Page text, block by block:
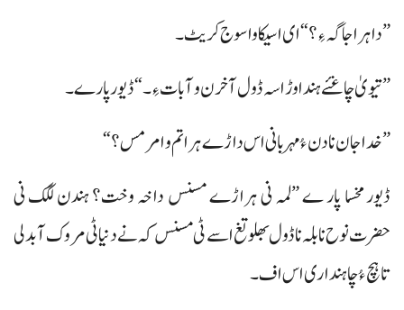
”دا ہراجاگہ ءِ؟“ ای اسیکا وا سوج کریٹ۔
”تیویٰ چاغئے ہنداوڑ اسہ ڈول آ خرن و آبات ءِ۔“ ڈیور پارے۔
”خداجان نا دن ءُ مہربانی اس داڑے ہراتم و امر مس؟“
ڈیور مخسا پار ے ”لمہ نی ہراڑے مسنس داخہ وخت؟ ہندن لگک نی
حضرت نوح نا بلہ نا ڈول بھلو تغ اسے ٹی مسنس کہ نے دنیاٹی مروک آ بدلی
تا ہچ ءُ چاہنداری اس اف۔